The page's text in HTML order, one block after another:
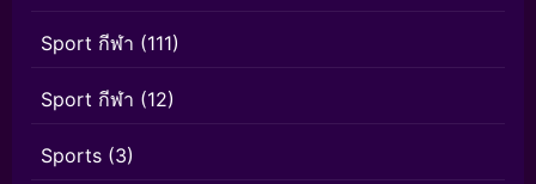
Sport กีฬา (111)
Sport กีฬา (12)
Sports (3)